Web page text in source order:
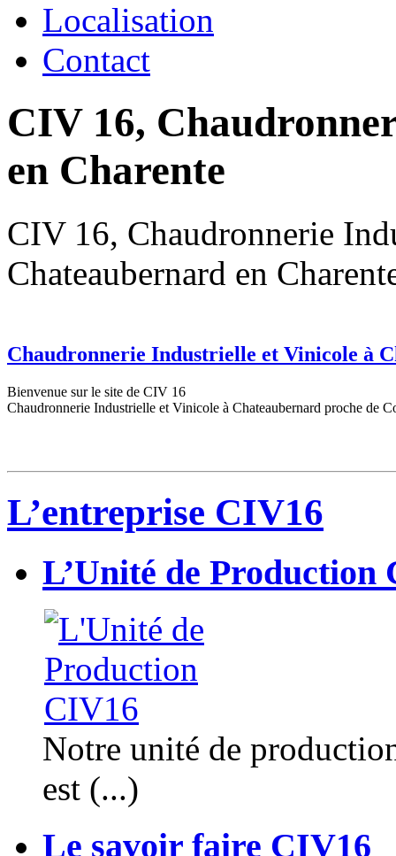
Localisation
Contact
CIV 16,
en Charente
CIV 16, Chaudronnerie
Chateaubernard en
Chaudronnerie Industrielle et Vinicole à
Bienvenue sur le site de CIV 16
Chaudronnerie Industrielle et Vinicole à Chateaubernard proche de
L’entreprise CIV16
L’Unité de Production
Notre unité de
est (...)
Le savoir faire CIV16